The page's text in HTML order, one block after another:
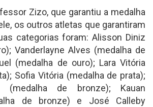
Zizo, que garantiu a medalha
os outros atletas que garantiram
categorias foram: Alisson Diniz
Vanderlayne Alves (medalha de
(medalha de ouro); Lara Vitória
Sofia Vitória (medalha de prata);
(medalha de bronze); Kauan
de bronze) e José Calleby